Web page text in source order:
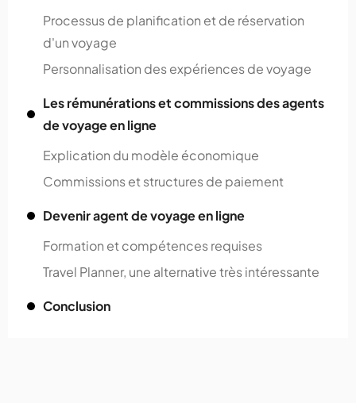
Processus de planification et de réservation
d'un voyage
Personnalisation des expériences de voyage
Les rémunérations et commissions des agents
de voyage en ligne
Explication du modèle économique
Commissions et structures de paiement
Devenir agent de voyage en ligne
Formation et compétences requises
Travel Planner, une alternative très intéressante
Conclusion